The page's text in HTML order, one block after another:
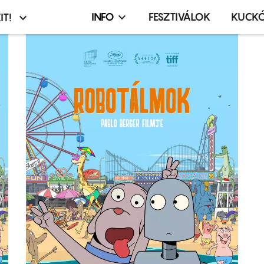
Infó,
esemény,
terembérlés
menü
INFO FESZTIVÁLOK